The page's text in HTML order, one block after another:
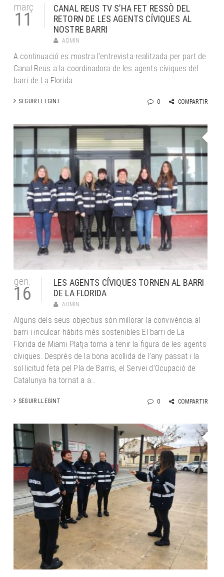
març
11
CANAL REUS TV S’HA FET RESSÒ DEL
RETORN DE LES AGENTS CÍVIQUES AL
NOSTRE BARRI
ADMIN
A continuació es mostra l’entrevista realitzada per part de
Canal Reus a la coordinadora de les agents cíviques del
barri de La Florida.
SEGUIR LLEGINT 0 COMPARTIR
gen.
16
LES AGENTS CÍVIQUES TORNEN AL BARRI
DE LA FLORIDA
ADMIN
Alguns dels seus objectius són millorar la convivència al
barri i inculcar hàbits més sostenibles El barri de La
Florida de Miami Platja torna a tenir la figura de les agents
cíviques. Després de la bona acollida de l’any passat i la
sol·licitud feta pel Pla de Barris, el Servei d’Ocupació de
Catalunya ha tornat a a...
SEGUIR LLEGINT 0 COMPARTIR